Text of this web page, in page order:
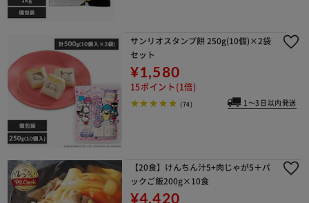
サンリオスタンプ餅 250g(10個)×2袋
セット
¥1,580
15ポイント(1倍)
(74) 1～3日以内発送
【20食】けんちん汁5+肉じゃが5＋パ
ックご飯200g×10食
¥4,420